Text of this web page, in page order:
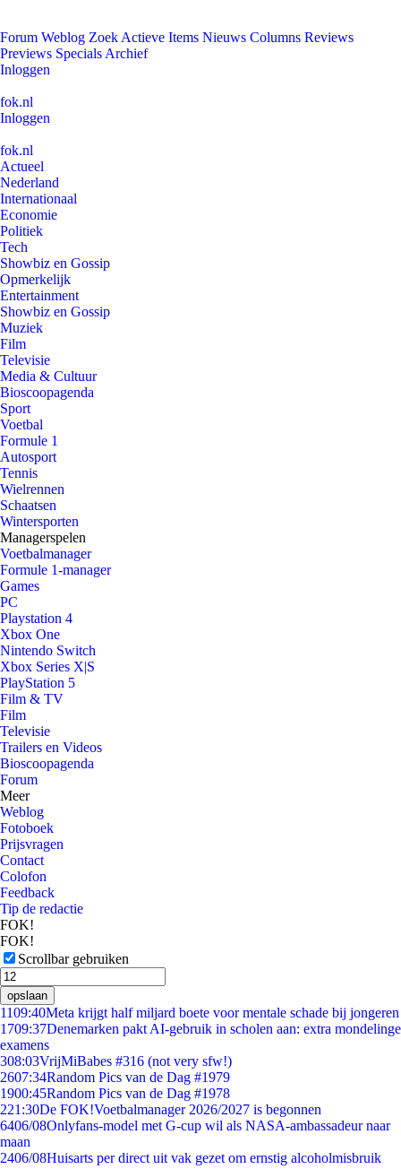
Forum Weblog Zoek Actieve Items Nieuws Columns Reviews
Previews Specials Archief
Inloggen
fok.nl
Inloggen
fok.nl
Actueel
Nederland
Internationaal
Economie
Politiek
Tech
Showbiz en Gossip
Opmerkelijk
Entertainment
Showbiz en Gossip
Muziek
Film
Televisie
Media & Cultuur
Bioscoopagenda
Sport
Voetbal
Formule 1
Autosport
Tennis
Wielrennen
Schaatsen
Wintersporten
Managerspelen
Voetbalmanager
Formule 1-manager
Games
PC
Playstation 4
Xbox One
Nintendo Switch
Xbox Series X|S
PlayStation 5
Film & TV
Film
Televisie
Trailers en Videos
Bioscoopagenda
Forum
Meer
Weblog
Fotoboek
Prijsvragen
Contact
Colofon
Feedback
Tip de redactie
FOK!
FOK!
Scrollbar gebruiken
opslaan
1109:40Meta krijgt half miljard boete voor mentale schade bij jongeren
1709:37Denemarken pakt AI-gebruik in scholen aan: extra mondelinge
examens
308:03VrijMiBabes #316 (not very sfw!)
2607:34Random Pics van de Dag #1979
1900:45Random Pics van de Dag #1978
221:30De FOK!Voetbalmanager 2026/2027 is begonnen
6406/08Onlyfans-model met G-cup wil als NASA-ambassadeur naar
maan
2406/08Huisarts per direct uit vak gezet om ernstig alcoholmisbruik